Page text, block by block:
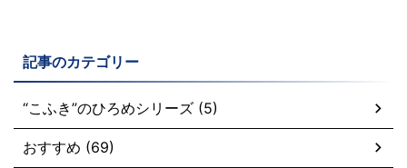
記事のカテゴリー
“こふき”のひろめシリーズ (5)
おすすめ (69)